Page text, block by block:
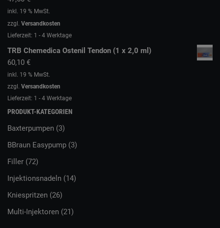
inkl. 19 % MwSt.
zzgl. Versandkosten
Lieferzeit: 1 - 4 Werktage
TRB Chemedica Ostenil Tendon (1 x 2,0 ml)
60,10 €
inkl. 19 % MwSt.
zzgl. Versandkosten
Lieferzeit: 1 - 4 Werktage
PRODUKT-KATEGORIEN
Baxterpumpen (3)
BBraun Easypump (3)
Filler (72)
Injektionsnadeln (14)
Kniespritzen (26)
Multi-Injektoren (21)